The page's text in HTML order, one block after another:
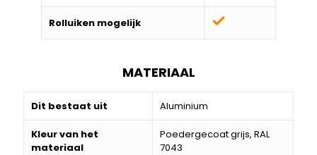
Rolluiken mogelijk
MATERIAAL
Dit bestaat uit Aluminium
Kleur van het
materiaal
Poedergecoat grijs, RAL
7043